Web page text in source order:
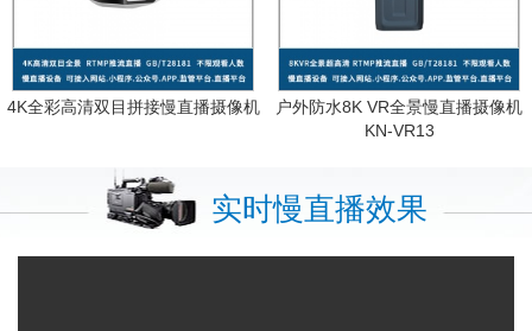
4K全彩高清双目拼接慢直播摄像机
户外防水8K VR全景慢直播摄像机
KN-VR13
实时慢直播效果